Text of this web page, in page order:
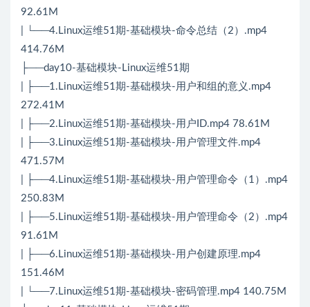
92.61M
| └──4.Linux运维51期-基础模块-命令总结（2）.mp4
414.76M
├──day10-基础模块-Linux运维51期
| ├──1.Linux运维51期-基础模块-用户和组的意义.mp4
272.41M
| ├──2.Linux运维51期-基础模块-用户ID.mp4 78.61M
| ├──3.Linux运维51期-基础模块-用户管理文件.mp4
471.57M
| ├──4.Linux运维51期-基础模块-用户管理命令（1）.mp4
250.83M
| ├──5.Linux运维51期-基础模块-用户管理命令（2）.mp4
91.61M
| ├──6.Linux运维51期-基础模块-用户创建原理.mp4
151.46M
| └──7.Linux运维51期-基础模块-密码管理.mp4 140.75M